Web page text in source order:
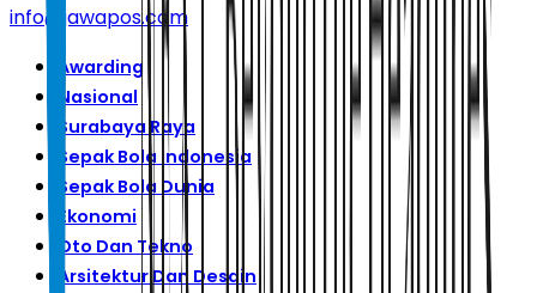
info@jawapos.com
Awarding
Nasional
Surabaya Raya
Sepak Bola Indonesia
Sepak Bola Dunia
Ekonomi
Oto Dan Tekno
Arsitektur Dan Desain